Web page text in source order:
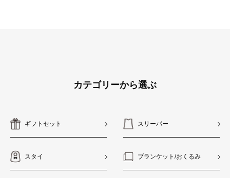
カテゴリーから選ぶ
ギフトセット スリーパー
スタイ ブランケット/おくるみ